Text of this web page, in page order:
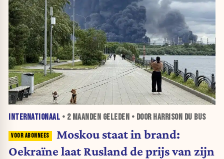
INTERNATIONAAL • 2 MAANDEN GELEDEN • DOOR HARRISON DU BUS
Moskou staat in brand:
Oekraïne laat Rusland de prijs van zijn